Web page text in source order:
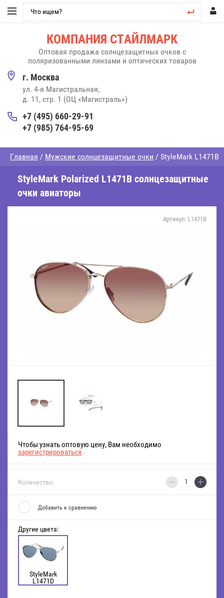
КОМПАНИЯ СТАЙЛМАРК
Оптовая продажа солнцезащитных очков с
поляризованными линзами и оптических товаров
г. Москва
ул. 4-я Магистральная,
д. 11, стр. 1 (ОЦ «Магистраль»)
+7 (495) 660-29-91
+7 (985) 764-95-69
Главная / Мужские солнцезащитные очки / StyleMark L1471B
StyleMark Polarized L1471B солнцезащитные
очки авиаторы
Артикул: L1471B
Чтобы узнать оптовую цену, Вам необходимо
зарегистрироваться
Количество: − +
Добавить к сравнению
Другие цвета:
StyleMark
L1471D